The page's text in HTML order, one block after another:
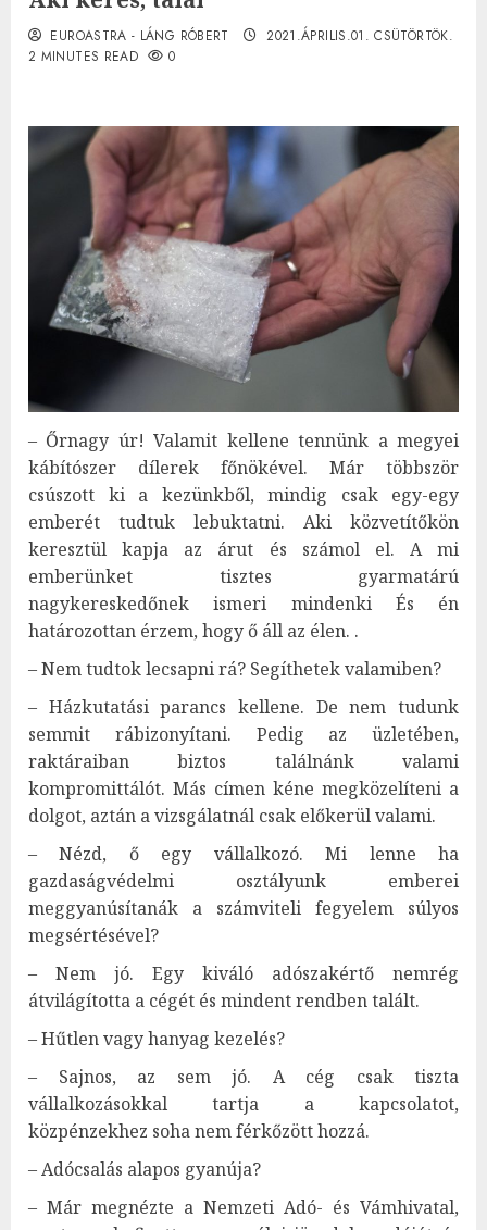
EUROASTRA - LÁNG RÓBERT
2021.ÁPRILIS.01. CSÜTÖRTÖK.
2 MINUTES READ
0
– Őrnagy úr! Valamit kellene tennünk a megyei
kábítószer dílerek főnökével. Már többször
csúszott ki a kezünkből, mindig csak egy-egy
emberét tudtuk lebuktatni. Aki közvetítőkön
keresztül kapja az árut és számol el. A mi
emberünket tisztes gyarmatárú
nagykereskedőnek ismeri mindenki És én
határozottan érzem, hogy ő áll az élen. .
– Nem tudtok lecsapni rá? Segíthetek valamiben?
– Házkutatási parancs kellene. De nem tudunk
semmit rábizonyítani. Pedig az üzletében,
raktáraiban biztos találnánk valami
kompromittálót. Más címen kéne megközelíteni a
dolgot, aztán a vizsgálatnál csak előkerül valami.
– Nézd, ő egy vállalkozó. Mi lenne ha
gazdaságvédelmi osztályunk emberei
meggyanúsítanák a számviteli fegyelem súlyos
megsértésével?
– Nem jó. Egy kiváló adószakértő nemrég
átvilágította a cégét és mindent rendben talált.
– Hűtlen vagy hanyag kezelés?
– Sajnos, az sem jó. A cég csak tiszta
vállalkozásokkal tartja a kapcsolatot,
közpénzekhez soha nem férkőzött hozzá.
– Adócsalás alapos gyanúja?
– Már megnézte a Nemzeti Adó- és Vámhivatal,